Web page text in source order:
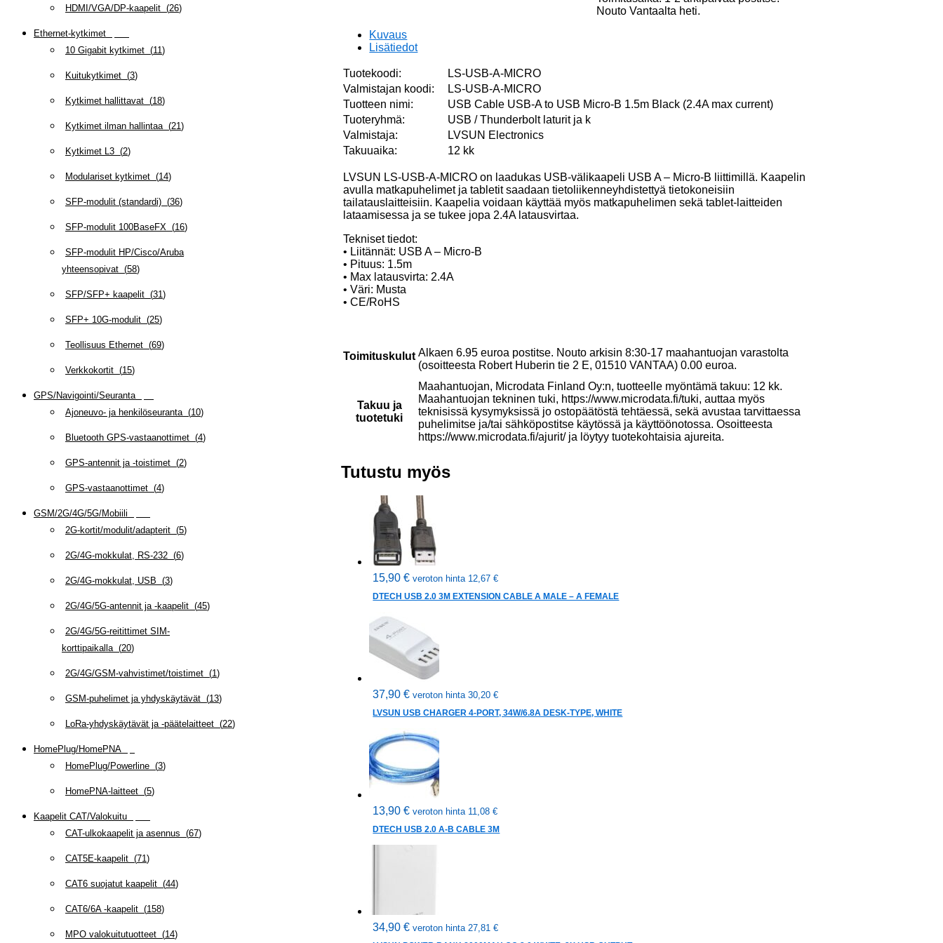
HDMI/VGA/DP-kaapelit (26)
Ethernet-kytkimet
10 Gigabit kytkimet (11)
Kuitukytkimet (3)
Kytkimet hallittavat (18)
Kytkimet ilman hallintaa (21)
Kytkimet L3 (2)
Modulariset kytkimet (14)
SFP-modulit (standardi) (36)
SFP-modulit 100BaseFX (16)
SFP-modulit HP/Cisco/Aruba
yhteensopivat (58)
SFP/SFP+ kaapelit (31)
SFP+ 10G-modulit (25)
Teollisuus Ethernet (69)
Verkkokortit (15)
GPS/Navigointi/Seuranta
Ajoneuvo- ja henkilöseuranta (10)
Bluetooth GPS-vastaanottimet (4)
GPS-antennit ja -toistimet (2)
GPS-vastaanottimet (4)
GSM/2G/4G/5G/Mobiili
2G-kortit/modulit/adapterit (5)
2G/4G-mokkulat, RS-232 (6)
2G/4G-mokkulat, USB (3)
2G/4G/5G-antennit ja -kaapelit (45)
2G/4G/5G-reitittimet SIM-
korttipaikalla (20)
2G/4G/GSM-vahvistimet/toistimet (1)
GSM-puhelimet ja yhdyskäytävät (13)
LoRa-yhdyskäytävät ja -päätelaitteet (22)
HomePlug/HomePNA
HomePlug/Powerline (3)
HomePNA-laitteet (5)
Kaapelit CAT/Valokuitu
CAT-ulkokaapelit ja asennus (67)
CAT5E-kaapelit (71)
CAT6 suojatut kaapelit (44)
CAT6/6A -kaapelit (158)
MPO valokuitutuotteet (14)
1.5m
Nouto Vantaalta heti.
Kuvaus
Lisätiedot
Tuotekoodi:
LS-USB-A-MICRO
Valmistajan koodi:
LS-USB-A-MICRO
Tuotteen nimi:
USB Cable USB-A to USB Micro-B 1.5m Black (2.4A max current)
Tuoteryhmä:
USB / Thunderbolt laturit ja k
Valmistaja:
LVSUN Electronics
Takuuaika:
12 kk
LVSUN LS-USB-A-MICRO on laadukas USB-välikaapeli USB A – Micro-B liittimillä. Kaapelin
avulla matkapuhelimet ja tabletit saadaan tietoliikenneyhdistettyä tietokoneisiin
tailatauslaitteisiin. Kaapelia voidaan käyttää myös matkapuhelimen sekä tablet-laitteiden
lataamisessa ja se tukee jopa 2.4A latausvirtaa.
Tekniset tiedot:
• Liitännät: USB A – Micro-B
• Pituus: 1.5m
• Max latausvirta: 2.4A
• Väri: Musta
• CE/RoHS
Toimituskulut Alkaen 6.95 euroa postitse. Nouto arkisin 8:30-17 maahantuojan varastolta
(osoitteesta Robert Huberin tie 2 E, 01510 VANTAA) 0.00 euroa.
Takuu ja
tuotetuki
Maahantuojan, Microdata Finland Oy:n, tuotteelle myöntämä takuu: 12 kk.
Maahantuojan tekninen tuki, https://www.microdata.fi/tuki, auttaa myös
teknisissä kysymyksissä jo ostopäätöstä tehtäessä, sekä avustaa tarvittaessa
puhelimitse ja/tai sähköpostitse käytössä ja käyttöönotossa. Osoitteesta
https://www.microdata.fi/ajurit/ ja löytyy tuotekohtaisia ajureita.
Tutustu myös
15,90€ veroton hinta 12,67€
DTECH USB 2.0 3M EXTENSION CABLE A MALE – A FEMALE
37,90€ veroton hinta30,20€
LVSUN USB CHARGER 4-PORT, 34W/6.8A DESK-TYPE, WHITE
13,90€ veroton hinta 11,08€
DTECH USB 2.0 A-B CABLE 3M
34,90€ veroton hinta27,81€